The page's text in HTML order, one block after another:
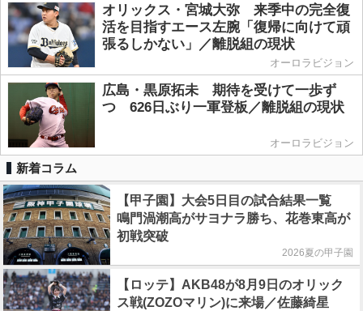
オリックス・宮城大弥 来季中の完全復
活を目指すエース左腕「復帰に向けて頑
張るしかない」／離脱組の現状
オーロラビジョン
広島・黒原拓未 期待を受けて一歩ず
つ 626日ぶり一軍登板／離脱組の現状
オーロラビジョン
新着コラム
【甲子園】大会5日目の試合結果一覧
鳴門渦潮高がサヨナラ勝ち、花巻東高が
初戦突破
2026夏の甲子園
【ロッテ】AKB48が8月9日のオリック
ス戦(ZOZOマリン)に来場／佐藤綺星